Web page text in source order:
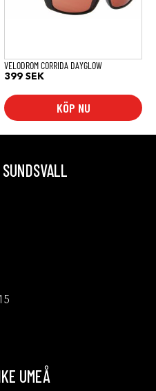
VELODROM CORRIDA DAYGLOW
399 SEK
KÖP NU
UMEÅ